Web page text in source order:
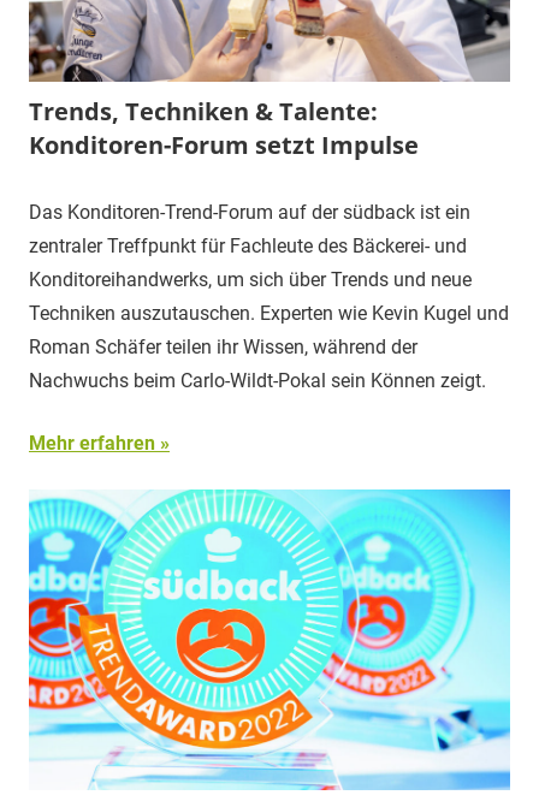
Trends, Techniken & Talente:
Konditoren-Forum setzt Impulse
Das Konditoren-Trend-Forum auf der südback ist ein
zentraler Treffpunkt für Fachleute des Bäckerei- und
Konditoreihandwerks, um sich über Trends und neue
Techniken auszutauschen. Experten wie Kevin Kugel und
Roman Schäfer teilen ihr Wissen, während der
Nachwuchs beim Carlo-Wildt-Pokal sein Können zeigt.
Mehr erfahren